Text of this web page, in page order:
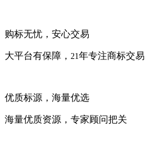
购标无忧，安心交易
大平台有保障， 21年专注商标交易
优质标源，海量优选
海量优质资源，专家顾问把关